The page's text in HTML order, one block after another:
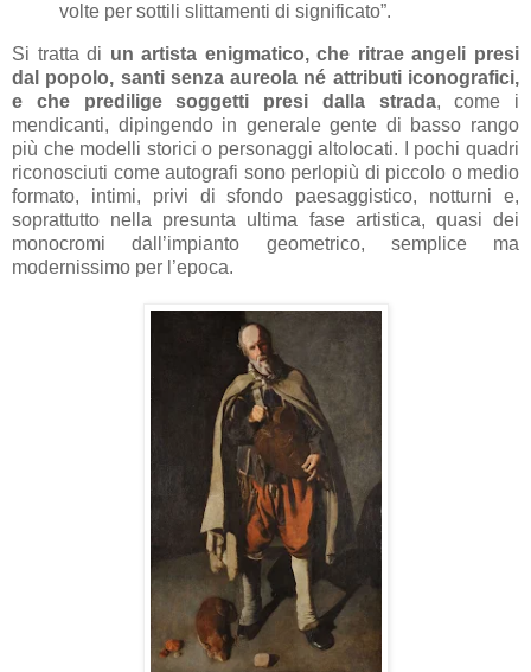
volte per sottili slittamenti di significato”.
Si tratta di un artista enigmatico, che ritrae angeli presi
dal popolo, santi senza aureola né attributi iconografici,
e che predilige soggetti presi dalla strada, come i
mendicanti, dipingendo in generale gente di basso rango
più che modelli storici o personaggi altolocati. I pochi quadri
riconosciuti come autografi sono perlopiù di piccolo o medio
formato, intimi, privi di sfondo paesaggistico, notturni e,
soprattutto nella presunta ultima fase artistica, quasi dei
monocromi dall’impianto geometrico, semplice ma
modernissimo per l’epoca.